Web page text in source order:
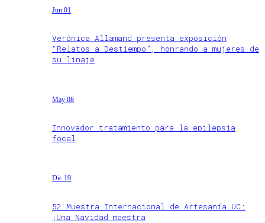
Jun 01
Verónica Allamand presenta exposición
“Relatos a Destiempo”, honrando a mujeres de
su linaje
May 08
Innovador tratamiento para la epilepsia
focal
Dic 19
52 Muestra Internacional de Artesanía UC:
¡Una Navidad maestra